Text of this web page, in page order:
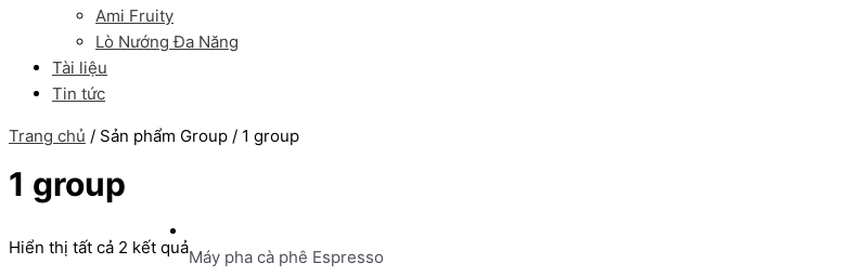
Ami Fruity
Lò Nướng Đa Năng
Tài liệu
Tin tức
Trang chủ / Sản phẩm Group / 1 group
1 group
Hiển thị tất cả 2 kết quảMáy pha cà phê Espresso